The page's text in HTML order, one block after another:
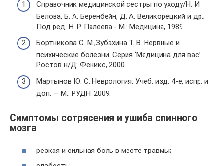
Справочник медицинской сестры по уходу/Н. И.
Белова, Б. А. Беренбейн, Д. А. Великорецкий и др.;
Под ред. Н. Р. Палеева.- М.: Медицина, 1989.
Бортникова С. М.,Зубахина Т. В. Нервные и
психические болезни. Серия ‘Медицина для вас’.
Ростов н/Д: Феникс, 2000.
Мартынов Ю. С. Неврология: Учеб. изд. 4-е, испр. и
доп. — М.: РУДН, 2009.
Симптомы сотрясения и ушиба спинного
мозга
резкая и сильная боль в месте травмы;